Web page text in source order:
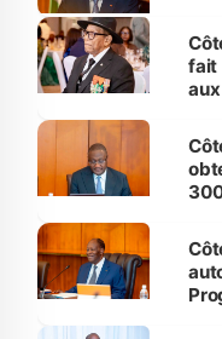
fait
et